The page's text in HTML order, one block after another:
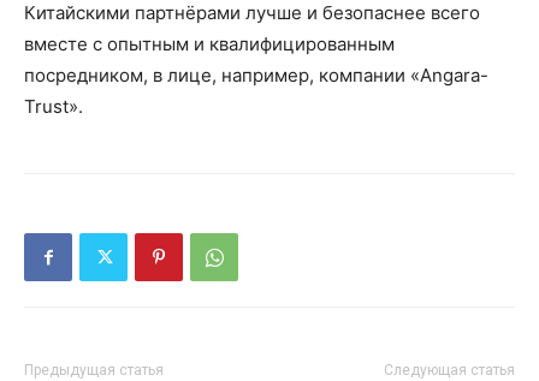
Китайскими партнёрами лучше и безопаснее всего
вместе с опытным и квалифицированным
посредником, в лице, например, компании «Angara-
Trust».
Предыдущая статья Следующая статья